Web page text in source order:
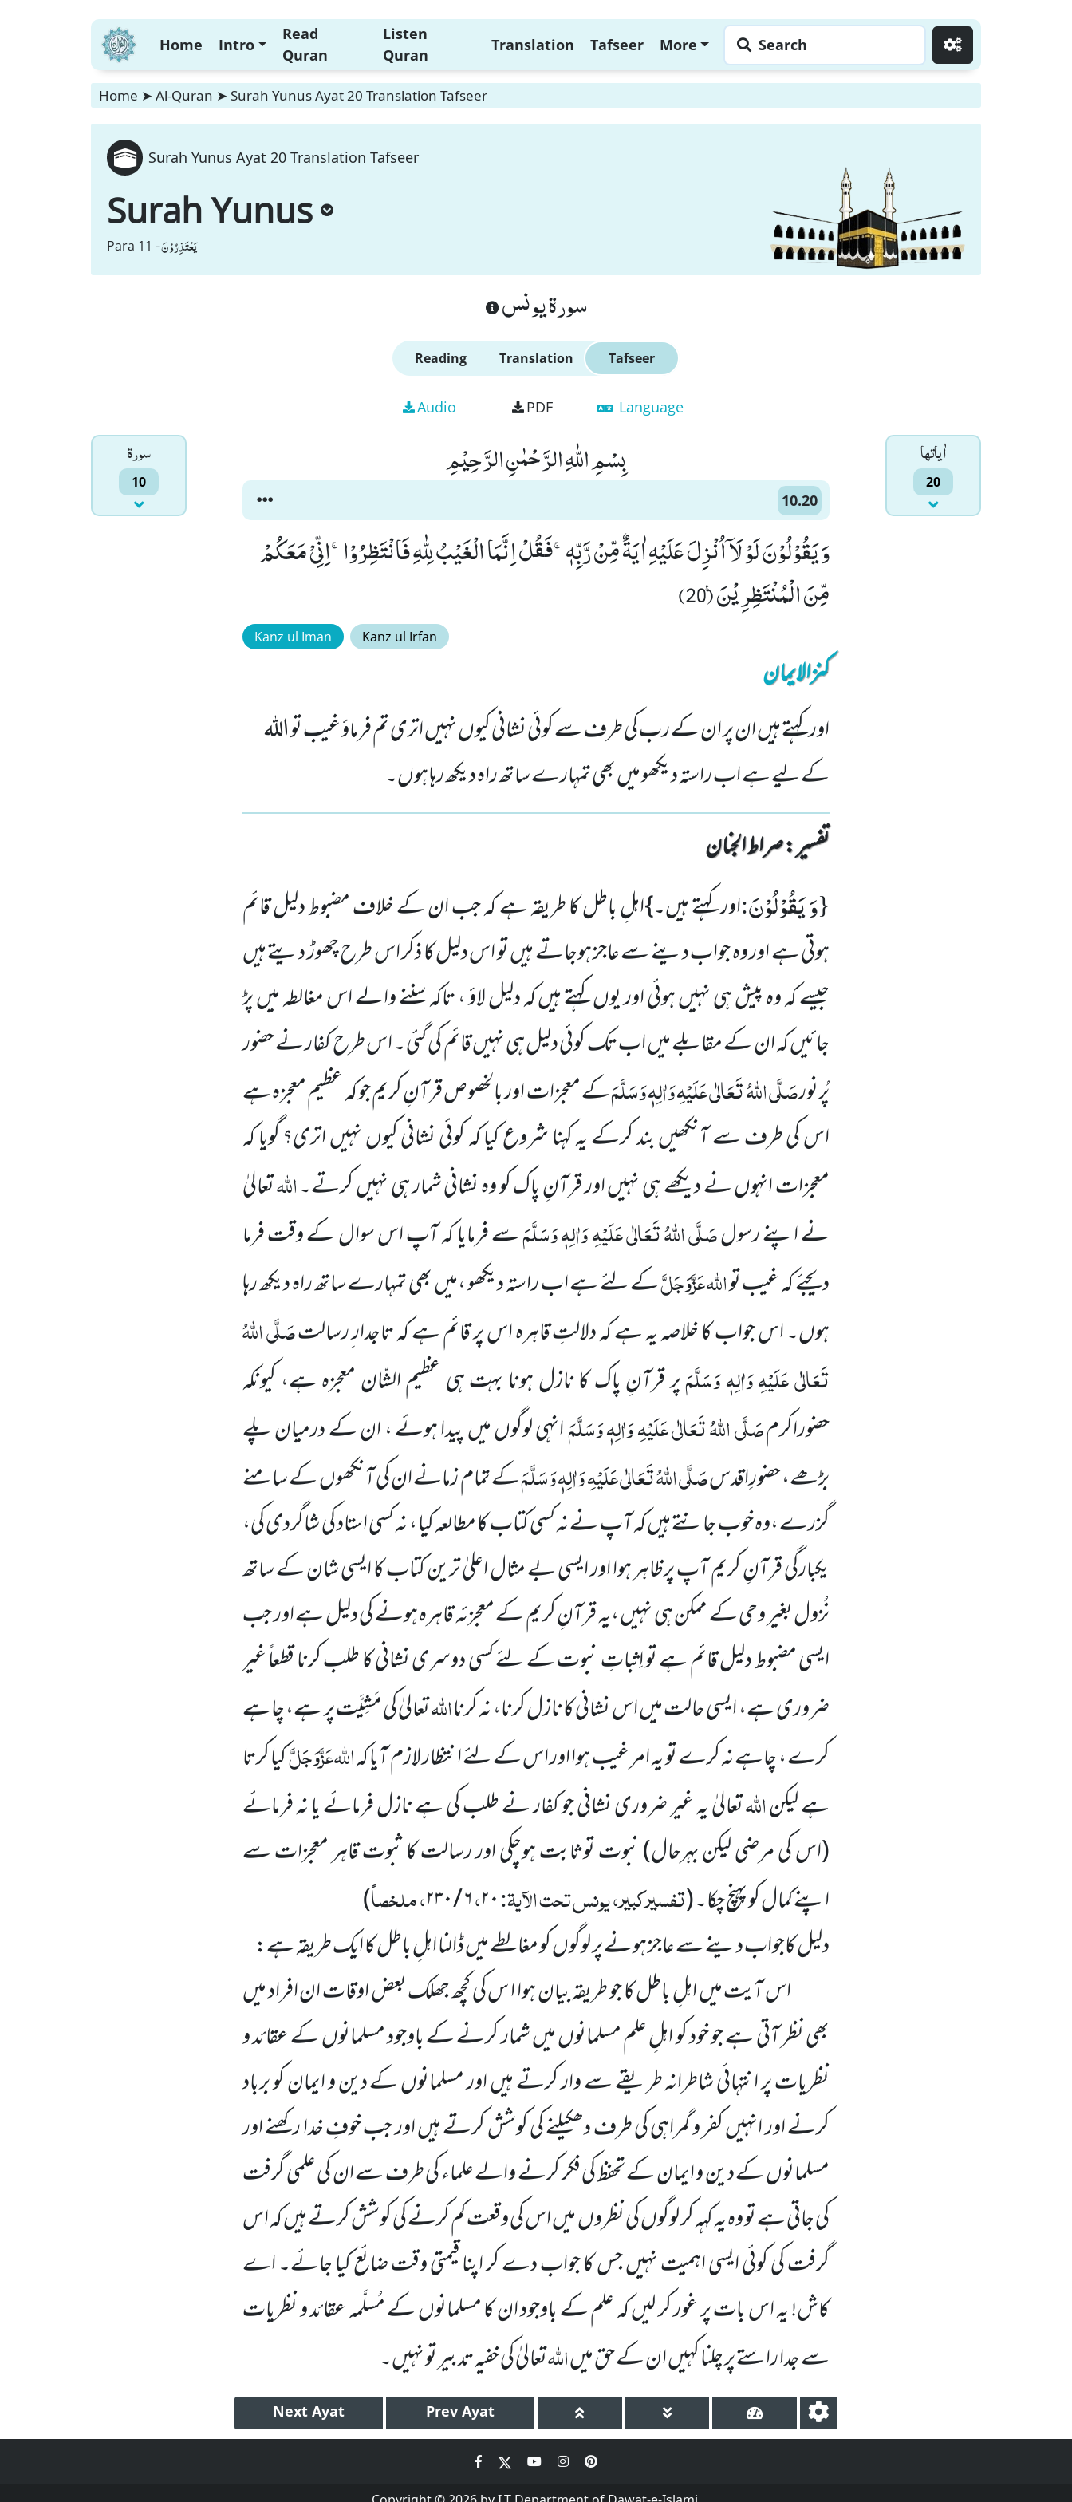
Home Intro
Read
Quran
Listen
Quran
Translation Tafseer More Search
Home ➤ Al-Quran ➤ Surah Yunus Ayat 20 Translation Tafseer
Surah Yunus Ayat 20 Translation Tafseer
Surah Yunus
Para 11 -یَعْتَذِرُوْنَ
سورة يونس
Reading Translation Tafseer
Audio PDF Language
سورۃ
10
اٰياتها
20
بِسْمِ اللّٰهِ الرَّحْمٰنِ الرَّحِیْمِ
10.20
وَ یَقُوْلُوْنَ لَوْ لَاۤ اُنْزِلَ عَلَیْهِ اٰیَةٌ مِّنْ رَّبِّهٖۚ-فَقُلْ اِنَّمَا الْغَیْبُ لِلّٰهِ فَانْتَظِرُوْاۚ-اِنِّیْ مَعَكُمْ
مِّنَ الْمُنْتَظِرِیْنَ۠ (20)
Kanz ul Iman Kanz ul Irfan
کنزالایمان
اور کہتے ہیں ان پر ان کے رب کی طرف سے کوئی نشانی کیوں نہیں اتری تم فرماؤ غیب تو اللہ
کے لیے ہے اب راستہ دیکھو میں بھی تمہارے ساتھ راہ دیکھ رہا ہوں۔
تفسیر : ‎صراط الجنان
{وَ یَقُوْلُوْنَ:اور کہتے ہیں۔}اہلِ باطل کا طریقہ ہے کہ جب ان کے خلاف مضبوط دلیل قائم
ہوتی ہے اور وہ جواب دینے سے عاجز ہوجاتے ہیں تو اس دلیل کا ذکر اس طرح چھوڑ دیتے ہیں
جیسے کہ وہ پیش ہی نہیں ہوئی اور یوں کہتے ہیں کہ دلیل لاؤ ، تاکہ سننے والے اس مغالطہ میں پڑ
جائیں کہ ان کے مقابلے میں اب تک کوئی دلیل ہی نہیں قائم کی گئی ۔ اس طرح کفار نے حضور
پُرنورصَلَّی اللہُ تَعَالٰی عَلَیْہِ وَاٰلِہٖ وَسَلَّمَکے معجزات اور بالخصوص قرآنِ کریم جو کہ عظیم معجزہ ہے
اس کی طرف سے آنکھیں بند کرکے یہ کہنا شروع کیا کہ کوئی نشانی کیوں نہیں اتری؟ گویا کہ
معجزات انہوں نے دیکھے ہی نہیں اور قرآنِ پاک کو وہ نشانی شمار ہی نہیں کرتے۔اللہتعالیٰ
نے اپنے رسولصَلَّی اللہُ تَعَالٰی عَلَیْہِ وَاٰلِہٖ وَسَلَّمَسے فرمایا کہ آپ اس سوال کے وقت فرما
دیجئے کہ غیب تواللہعَزَّوَجَلَّکے لئے ہے اب راستہ دیکھو ،میں بھی تمہارے ساتھ راہ دیکھ رہا
ہوں۔ اس جواب کا خلاصہ یہ ہے کہ دلالتِ قاہرہ اس پر قائم ہے کہ تاجدار ِرسالتصَلَّی اللہُ
تَعَالٰی عَلَیْہِ وَاٰلِہٖ وَسَلَّمَپر قرآنِ پاک کا نازل ہونا بہت ہی عظیم الشّان معجزہ ہے، کیونکہ
حضوراکرمصَلَّی اللہُ تَعَالٰی عَلَیْہِ وَاٰلِہٖ وَسَلَّمَانہی لوگوں میں پیدا ہوئے ، ان کے درمیان پلے
بڑھے، حضورِاقدسصَلَّی اللہُ تَعَالٰی عَلَیْہِ وَاٰلِہٖ وَسَلَّمَکے تمام زمانے ان کی آنکھوں کے سامنے
گزرے ،وہ خوب جانتے ہیں کہ آپ نے نہ کسی کتاب کا مطالعہ کیا ، نہ کسی استاد کی شاگردی کی،
یکبارگی قرآنِ کریم آپ پرظاہر ہوا اور ایسی بے مثال اعلیٰ ترین کتاب کا ایسی شان کے ساتھ
نُزول بغیر وحی کے ممکن ہی نہیں ،یہ قرآنِ کریم کے معجزئہ قاہرہ ہونے کی دلیل ہے اور جب
ایسی مضبوط دلیل قائم ہے تو اِثباتِ نبوت کے لئے کسی دوسری نشانی کا طلب کرنا قطعاً غیر
ضروری ہے، ایسی حالت میں اس نشانی کا نازل کرنا، نہ کرنااللہتعالیٰ کی مَشِیَّت پر ہے، چاہے
کرے ، چاہے نہ کرے تو یہ امر غیب ہوا اور اس کے لئے انتظار لازم آیا کہاللہعَزَّوَجَلَّکیا کرتا
ہے لیکناللہتعالیٰ یہ غیر ضروری نشانی جو کفار نے طلب کی ہے نازل فرمائے یا نہ فرمائے
(اس کی مرضی لیکن بہرحال)نبوت توثابت ہوچکی اور رسالت کا ثبوت قاہر معجزات سے
اپنے کمال کو پہنچ چکا۔(تفسیرکبیر، یونس تحت الآیۃ:۲۰،۶ / ۲۳۰ ، ملخصاً)
دلیل کاجواب دینے سے عاجز ہونے پر لوگوں کو مغالطے میں ڈالنا اہلِ باطل کا ایک طریقہ ہے:
اس آیت میں اہلِ باطل کا جو طریقہ بیان ہوا ا س کی کچھ جھلک بعض اوقات ان افراد میں
بھی نظر آتی ہے جو خود کو اہلِ علم مسلمانوں میں شمار کرنے کے باوجود مسلمانوں کے عقائد و
نظریات پر انتہائی شاطرانہ طریقے سے وار کرتے ہیں اور مسلمانوں کے دین و ایمان کو برباد
کرنے اور انہیں کفر و گمراہی کی طرف دھکیلنے کی کوشش کرتے ہیں اور جب خوفِ خدا رکھنے اور
مسلمانوں کے دین و ایمان کے تحفظ کی فکر کرنے والے علماء کی طرف سے ان کی علمی گرفت
کی جاتی ہے تو وہ یہ کہہ کر لوگوں کی نظروں میں اس کی وقعت کم کرنے کی کوشش کرتے ہیں کہ اس
گرفت کی کوئی ایسی اہمیت نہیں جس کا جواب دے کر اپنا قیمتی وقت ضائع کیا جائے۔ اے
کاش! یہ اس بات پر غور کر لیں کہ علم کے باوجود ان کا مسلمانوں کے مُسلَّمہ عقائد و نظریات
سے جدا راستے پر چلنا کہیں ان کے حق میںاللہتعالیٰ کی خفیہ تدبیر تو نہیں۔
Next Ayat Prev Ayat